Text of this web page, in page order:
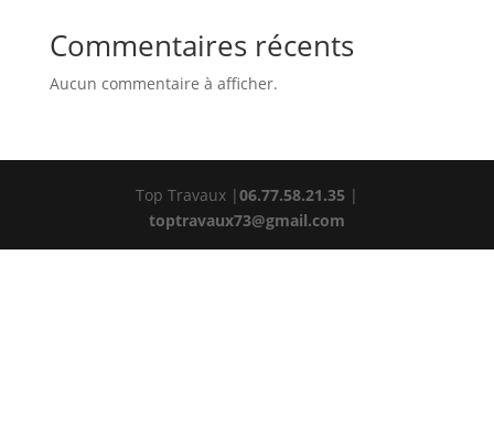
Commentaires récents
Aucun commentaire à afficher.
Top Travaux |06.77.58.21.35 |
toptravaux73@gmail.com